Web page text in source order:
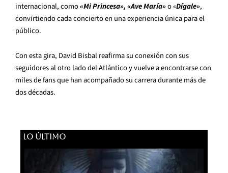
internacional, como«Mi Princesa», «Ave María»o «Dígale»,
convirtiendo cada concierto en una experiencia única para el
público.
Con esta gira, David Bisbal reafirma su conexión con sus
seguidores al otro lado del Atlántico y vuelve a encontrarse con
miles de fans que han acompañado su carrera durante más de
dos décadas.
LO ÚLTIMO